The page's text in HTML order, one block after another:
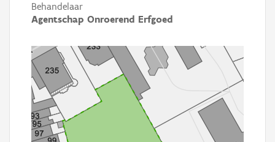
Behandelaar
Agentschap Onroerend Erfgoed